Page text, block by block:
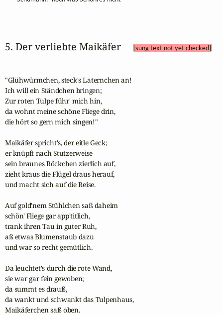
5. Der verliebte Maikäfer [sung text not yet checked]
"Glühwürmchen, steck's Laternchen an!
Ich will ein Ständchen bringen;
Zur roten Tulpe führ' mich hin,
da wohnt meine schöne Fliege drin,
die hört so gern mich singen!"
Maikäfer spricht's, der eitle Geck;
er knüpft nach Stutzerweise
sein braunes Röckchen zierlich auf,
zieht kraus die Flügel draus herauf,
und macht sich auf die Reise.
Auf gold'nem Stühlchen saß daheim
schön' Fliege gar app'titlich,
trank ihren Tau in guter Ruh,
aß etwas Blumenstaub dazu
und war so recht gemütlich.
Da leuchtet's durch die rote Wand,
sie war gar fein gewoben;
da summt es drauß,
da wankt und schwankt das Tulpenhaus,
Maikäferchen saß oben.